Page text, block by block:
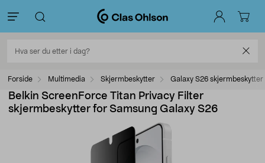
Forside Multimedia Skjermbeskytter Galaxy S26 skjermbeskytter
Belkin ScreenForce Titan Privacy Filter
skjermbeskytter for Samsung Galaxy S26